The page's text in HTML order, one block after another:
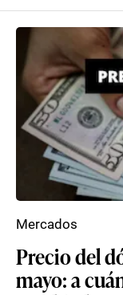
Precio del
mayo: a
Mercados